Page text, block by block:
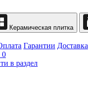
Керамическая плитка
Гарантии Доставка
0
в раздел